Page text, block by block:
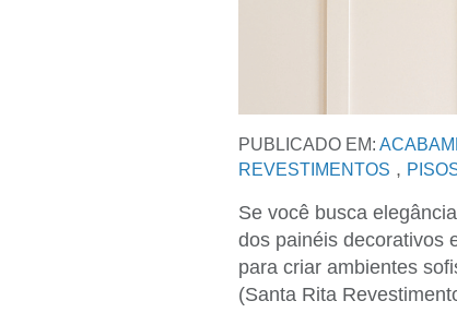
PUBLICADO EM:
REVESTIMENTOS ,
Se você busca
dos painéis decorativos
para criar ambientes
(Santa Rita